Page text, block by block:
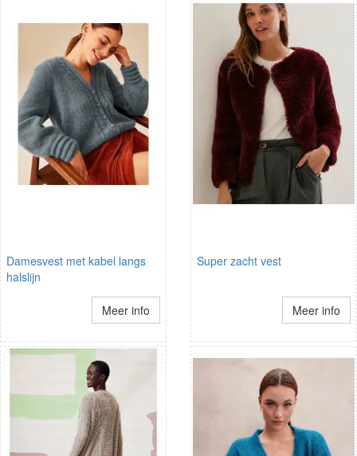
Damesvest met kabel langs
halslijn
Meer info
Super zacht vest
Meer info